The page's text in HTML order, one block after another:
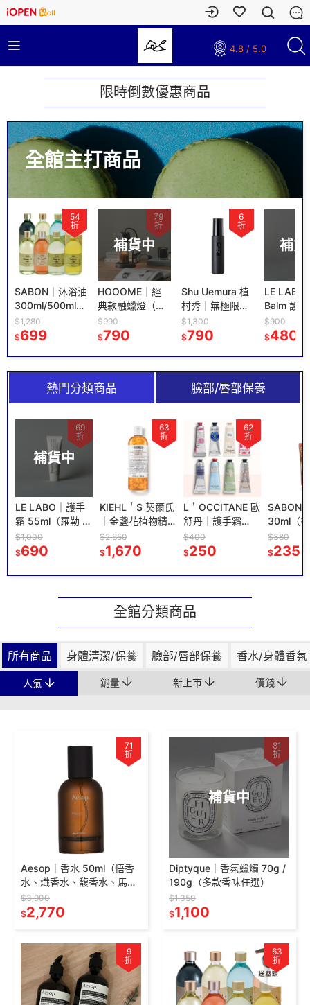
4.8 / 5.0
限時倒數優惠商品
全館主打商品
補貨中
79
折
HOOOME｜經
典款融蠟燈（黑/
可調光）蠟燭暖
燈 融燭燈 蠟燭
$990
$790
6
折
Shu Uemura 植
村秀｜無極限控
油定妝噴霧
100ml / 無極限
100ml
$1,300
$790
補貨中
53
折
LE LABO｜Lip
Balm 護唇霜
15ml 護唇膏 唇
部護理
$900
$480
【現貨不
潘海利根
香氛圖書
禮盒 紳士
盒 香水組
$1,550
$960
熱門分類商品 臉部/唇部保養
補貨中
69
折
LE LABO｜護手
霜 55ml（羅勒 /
檜木）
$1,000
$690
63
折
KIEHL＇S 契爾氏
｜金盞花植物精
華化妝水 金盞花
化妝水
500ml（熱銷
NO.1金盞花化妝
$2,650
$1,670
62
折
L＇OCCITANE 歐
舒丹｜護手霜
30ml（多款香味
任選）
$400
$250
SABON
30ml（
任選）
$380
$235
全館分類商品
所有商品 身體清潔/保養 臉部/唇部保養 香水/身體香氛
人氣 銷量 新上市 價錢
71
折
Aesop｜香水 50ml（悟香
水、熾香水、馥香水、馬拉
喀什馥郁香水）
$3,900
$2,770
補貨中
81
折
Diptyque｜香氛蠟燭 70g /
190g（多款香味任選）
$1,350
$1,100
9
折
63
折